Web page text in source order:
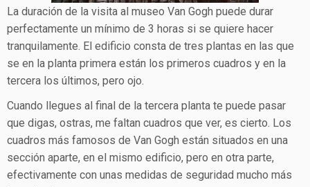
La duración de la visita al museo Van Gogh puede durar
perfectamente un mínimo de 3 horas si se quiere hacer
tranquilamente. El edificio consta de tres plantas en las que
se en la planta primera están los primeros cuadros y en la
tercera los últimos, pero ojo.
Cuando llegues al final de la tercera planta te puede pasar
que digas, ostras, me faltan cuadros que ver, es cierto. Los
cuadros más famosos de Van Gogh están situados en una
sección aparte, en el mismo edificio, pero en otra parte,
efectivamente con unas medidas de seguridad mucho más